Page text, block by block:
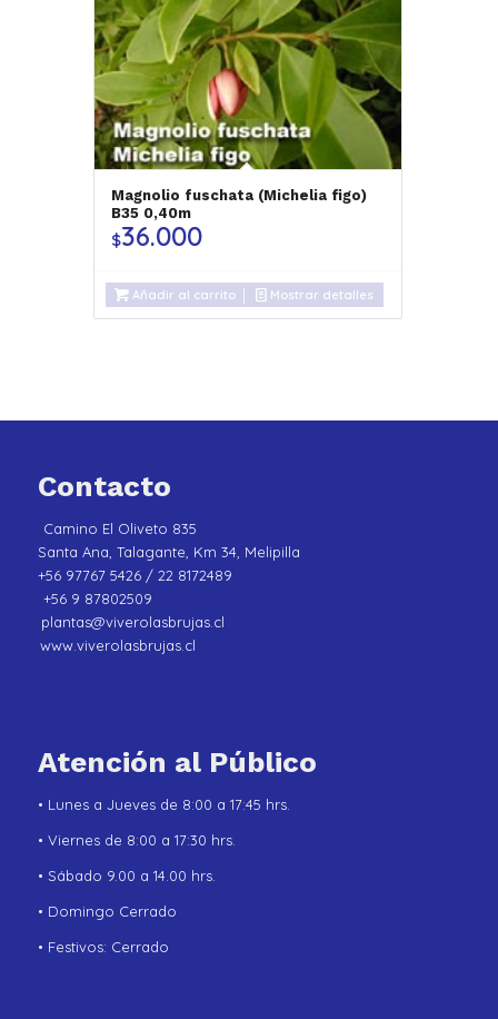
Magnolio fuschata (Michelia figo)
B35 0,40m
$36.000
Añadir al carrito Mostrar detalles
Contacto
Camino El Oliveto 835
Santa Ana, Talagante, Km 34, Melipilla
+56 97767 5426 / 22 8172489
+56 9 87802509
plantas@viverolasbrujas.cl
www.viverolasbrujas.cl
Atención al Público
• Lunes a Jueves de 8:00 a 17:45 hrs.
• Viernes de 8:00 a 17:30 hrs.
• Sábado 9.00 a 14.00 hrs.
• Domingo Cerrado
• Festivos: Cerrado